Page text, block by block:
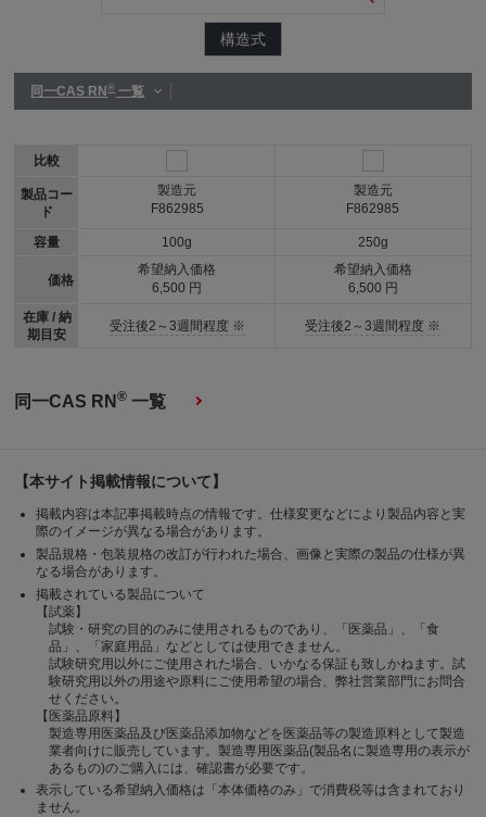
構造式
同一CAS RN®一覧
比較
製品コー
ド
容量
価格
在庫 / 納
期目安
製造元
F862985
100g
希望納入価格
6,500 円
受注後2～3週間程度 ※
製造元
F862985
250g
希望納入価格
6,500 円
受注後2～3週間程度 ※
同一CAS RN® 一覧
【本サイト掲載情報について】
掲載内容は本記事掲載時点の情報です。仕様変更などにより製品内容と実
際のイメージが異なる場合があります。
製品規格・包装規格の改訂が行われた場合、画像と実際の製品の仕様が異
なる場合があります。
掲載されている製品について
【試薬】
試験・研究の目的のみに使用されるものであり、「医薬品」、「食
品」、「家庭用品」などとしては使用できません。
試験研究用以外にご使用された場合、いかなる保証も致しかねます。試
験研究用以外の用途や原料にご使用希望の場合、弊社営業部門にお問合
せください。
【医薬品原料】
製造専用医薬品及び医薬品添加物などを医薬品等の製造原料として製造
業者向けに販売しています。製造専用医薬品(製品名に製造専用の表示が
あるもの)のご購入には、確認書が必要です。
表示している希望納入価格は「本体価格のみ」で消費税等は含まれており
ません。